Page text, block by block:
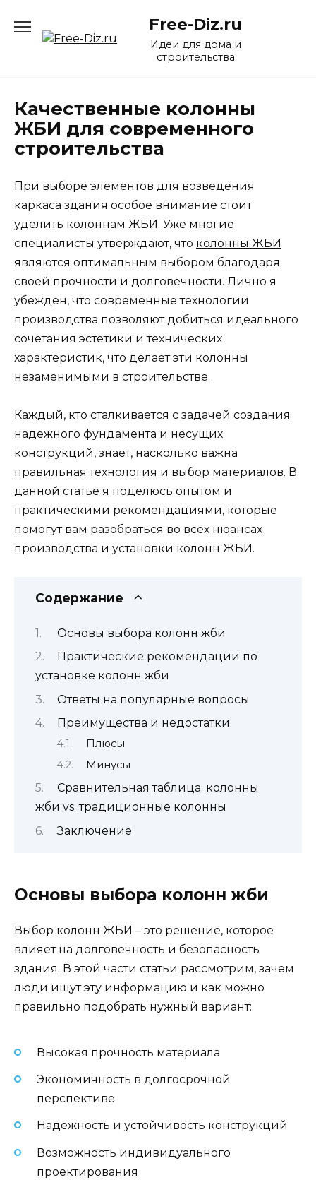
содержанию
Free-Diz.ru
Идеи для дома и
строительства
Качественные колонны
ЖБИ для современного
строительства
При выборе элементов для возведения
каркаса здания особое внимание стоит
уделить колоннам ЖБИ. Уже многие
специалисты утверждают, что колонны ЖБИ
являются оптимальным выбором благодаря
своей прочности и долговечности. Лично я
убежден, что современные технологии
производства позволяют добиться идеального
сочетания эстетики и технических
характеристик, что делает эти колонны
незаменимыми в строительстве.
Каждый, кто сталкивается с задачей создания
надежного фундамента и несущих
конструкций, знает, насколько важна
правильная технология и выбор материалов. В
данной статье я поделюсь опытом и
практическими рекомендациями, которые
помогут вам разобраться во всех нюансах
производства и установки колонн ЖБИ.
Содержание
Основы выбора колонн жби
Практические рекомендации по
установке колонн жби
Ответы на популярные вопросы
Преимущества и недостатки
Плюсы
Минусы
Сравнительная таблица: колонны
жби vs. традиционные колонны
Заключение
Основы выбора колонн жби
Выбор колонн ЖБИ – это решение, которое
влияет на долговечность и безопасность
здания. В этой части статьи рассмотрим, зачем
люди ищут эту информацию и как можно
правильно подобрать нужный вариант:
Высокая прочность материала
Экономичность в долгосрочной
перспективе
Надежность и устойчивость конструкций
Возможность индивидуального
проектирования